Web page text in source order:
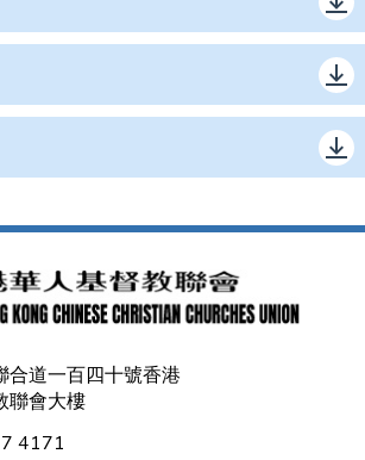
合道一百四十號香港
聯會大樓
4171